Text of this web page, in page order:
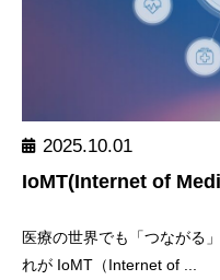
2025.10.01
IoMT(Internet of
医療の世界でも「つながる
れが IoMT（Internet of ...